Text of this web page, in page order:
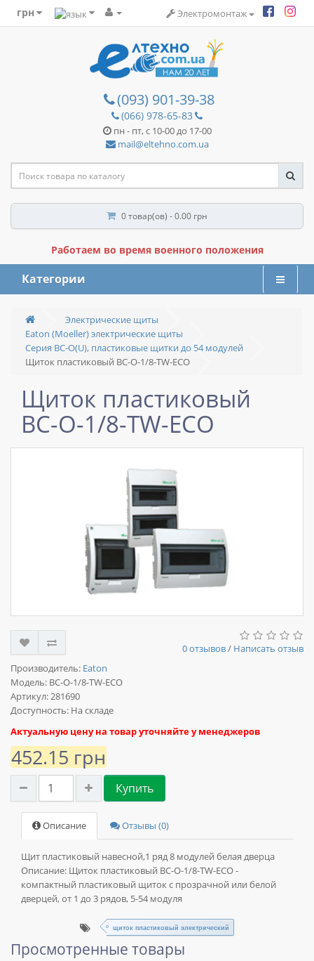
грн Электромонтаж
(093) 901-39-38
(066) 978-65-83
пн - пт, с 10-00 до 17-00
mail@eltehno.com.ua
0 товар(ов) - 0.00 грн
Работаем во время военного положения
Категории
Электрические щиты
Eaton (Moeller) электрические щиты
Серия BC-O(U), пластиковые щитки до 54 модулей
Щиток пластиковый BC-O-1/8-TW-ECO
Щиток пластиковый
BC-O-1/8-TW-ECO
0 отзывов/ Написать отзыв
Производитель: Eaton
Модель: BC-O-1/8-TW-ECO
Артикул: 281690
Доступность: На складе
Актуальную цену на товар уточняйте у менеджеров
452.15 грн
Купить
Описание Отзывы (0)
Щит пластиковый навесной,1 ряд 8 модулей белая дверца
Описание: Щиток пластиковый BC-O-1/8-TW-ECO -
компактный пластиковый щиток с прозрачной или белой
дверцей, от 1 до 3 рядов, 5-54 модуля
щиток пластиковый электрический
Просмотренные товары